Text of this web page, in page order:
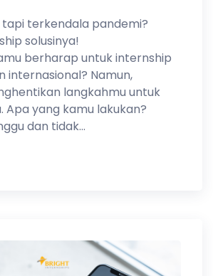
terkendala pandemi?
solusinya!
berharap untuk internship
internasional? Namun,
langkahmu untuk
Apa yang kamu lakukan?
dan tidak...